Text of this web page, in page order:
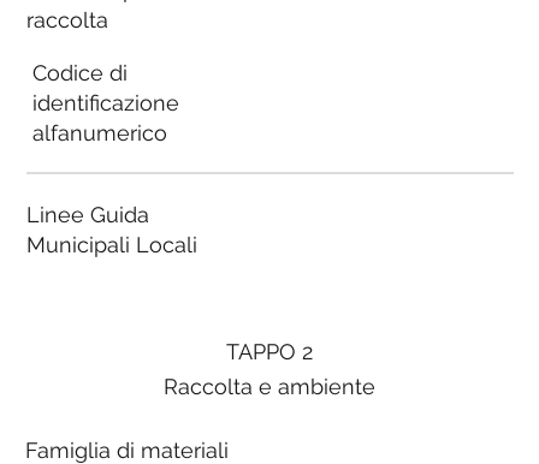
raccolta
Codice di
identificazione
alfanumerico
Linee Guida
Municipali Locali
TAPPO 2
Raccolta e ambiente
Famiglia di materiali